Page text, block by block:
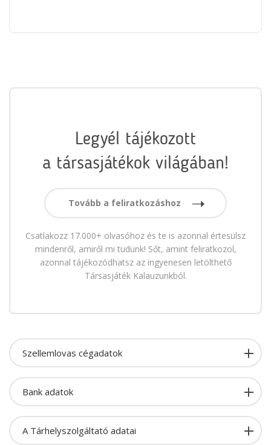
Legyél tájékozott
a társasjátékok világában!
Tovább a feliratkozáshoz
Csatlakozz 17.000+ olvasóhoz és te is azonnal értesülsz
mindenről, amiről mi tudunk! Sőt, amint feliratkozol,
azonnal tájékozódhatsz az ingyenesen letölthető
Társasjáték Kalauzunkból.
Szellemlovas cégadatok
Bank adatok
A Tárhelyszolgáltató adatai